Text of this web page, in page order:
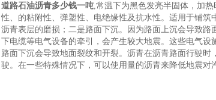
道路石油沥青多少钱一吨,常温下为黑色发亮半固体，加
性、的粘附性、弹塑性、电绝缘性及抗水性。适用于铺
沥青表层的磨损；二是路面下沉。因为路面上沉会导致
下电缆等电气设备的牵引，会产生较大地震。这些电气
路面下沉会导致地面裂纹和开裂。沥青在沥青路面行驶
驶。在一些特殊情况下，可以使用量的沥青来降低地震对